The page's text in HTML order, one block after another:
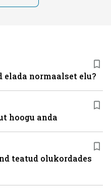
normaalset elu?
hoogu anda
teatud olukordades